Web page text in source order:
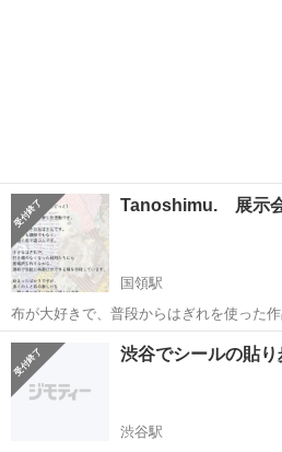
Tanoshimu. 展示
国領駅
布が大好きで、普段からはぎれを使った作
でいます。 趣味で続けていた作品たちに、ご縁があり展示の機会をい
ただくことになりました。 私は講師でも作家でもありません。 布が好
きな一人として...
東京 調布市 国領駅 展示会
渋谷でシールの貼り
渋谷駅